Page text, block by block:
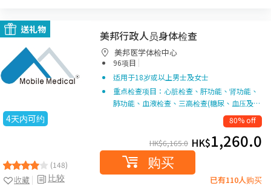
送礼物
4天内可约
(148)
比较
收藏
美邦行政人员身体检查
美邦医学体检中心
96项目 |
适用于18岁或以上男士及女士
重点检查项目：心脏检查、肝功能、肾功能、
肺功能、血液检查、三高检查(糖尿、血压及…
80% off
HK$6,165.0 HK$1,260.0
购买
已有110人购买